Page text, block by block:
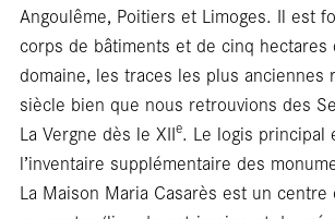
Angoulême, Poitiers et Limoges. Il est
corps de bâtiments et de cinq hectares
domaine, les traces les plus anciennes
siècle bien que nous retrouvions des
La Vergne dès le XIIe. Le logis principal
l’inventaire supplémentaire des
La Maison Maria Casarès est un